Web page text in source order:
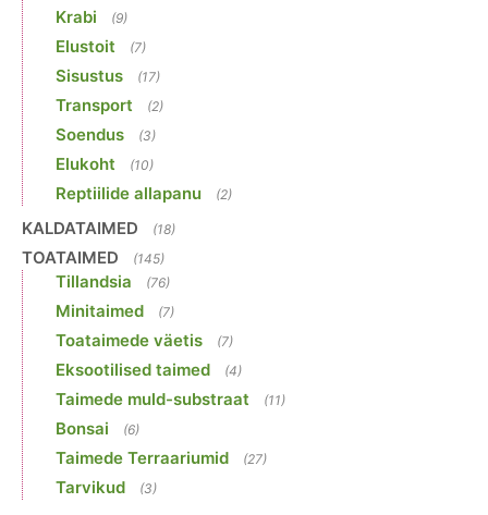
Krabi (9)
Elustoit (7)
Sisustus (17)
Transport (2)
Soendus (3)
Elukoht (10)
Reptiilide allapanu (2)
KALDATAIMED (18)
TOATAIMED (145)
Tillandsia (76)
Minitaimed (7)
Toataimede väetis (7)
Eksootilised taimed (4)
Taimede muld-substraat (11)
Bonsai (6)
Taimede Terraariumid (27)
Tarvikud (3)